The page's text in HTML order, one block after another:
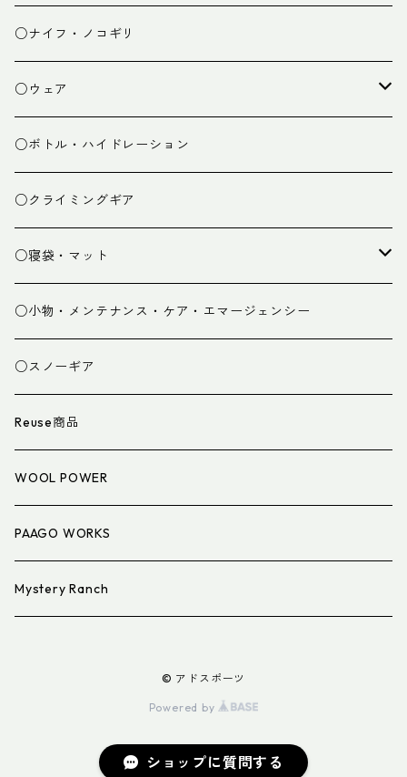
チェア
焚き火台
焚き火小物
○ナイフ・ノコギリ
○ウェア
ミドルレイヤー
ベースレイヤー
パンツ
グローブ
スパッツ・ゲイター
衣類小物
アイウェア
○ボトル・ハイドレーション
○クライミングギア
○寝袋・マット
寝袋
マット
寝具小物
○小物・メンテナンス・ケア・エマージェンシー
○スノーギア
Reuse商品
WOOL POWER
PAAGO WORKS
Mystery Ranch
© アドスポーツ
Powered by
ショップに質問する